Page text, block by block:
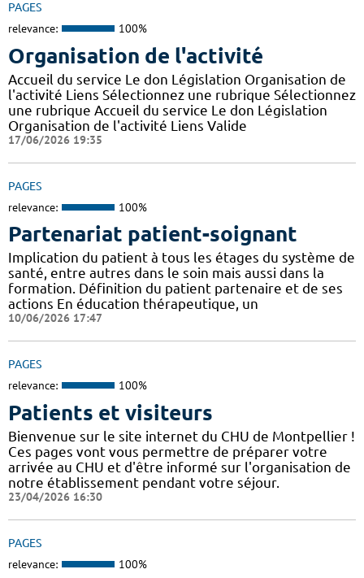
PAGES
relevance: 100%
Organisation de l'activité
Accueil du service Le don Législation Organisation de
l'activité Liens Sélectionnez une rubrique Sélectionnez
une rubrique Accueil du service Le don Législation
Organisation de l'activité Liens Valide
17/06/2026 19:35
PAGES
relevance: 100%
Partenariat patient-soignant
Implication du patient à tous les étages du système de
santé, entre autres dans le soin mais aussi dans la
formation. Définition du patient partenaire et de ses
actions En éducation thérapeutique, un
10/06/2026 17:47
PAGES
relevance: 100%
Patients et visiteurs
Bienvenue sur le site internet du CHU de Montpellier !
Ces pages vont vous permettre de préparer votre
arrivée au CHU et d'être informé sur l'organisation de
notre établissement pendant votre séjour.
23/04/2026 16:30
PAGES
relevance: 100%